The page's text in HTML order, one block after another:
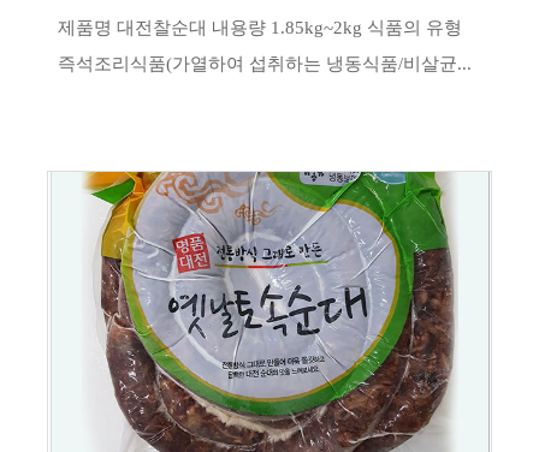
제품명 대전찰순대 내용량 1.85kg~2kg 식품의 유형
즉석조리식품(가열하여 섭취하는 냉동식품/비살균...